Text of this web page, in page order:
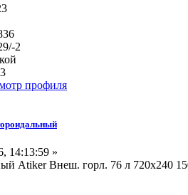
2
14:13:59 »
Atiker Внеш. горл. 76 л 720х240